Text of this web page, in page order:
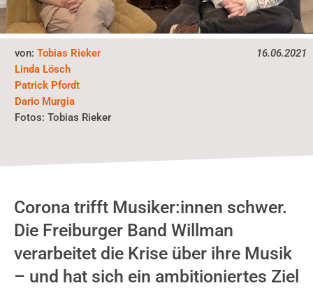
16.06.2021
von:Tobias Rieker
Linda Lösch
Patrick Pfordt
Dario Murgia
Fotos:Tobias Rieker
Corona trifft Musiker:innen schwer.
Die Freiburger Band Willman
verarbeitet die Krise über ihre Musik
– und hat sich ein ambitioniertes Ziel